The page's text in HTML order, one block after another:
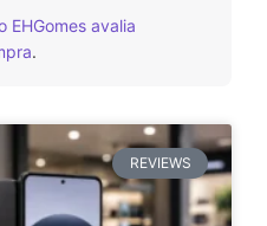
EHGomes avalia
.
REVIEWS